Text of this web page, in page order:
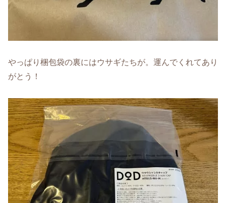
やっぱり梱包袋の裏にはウサギたちが。運んでくれてあり
がとう！